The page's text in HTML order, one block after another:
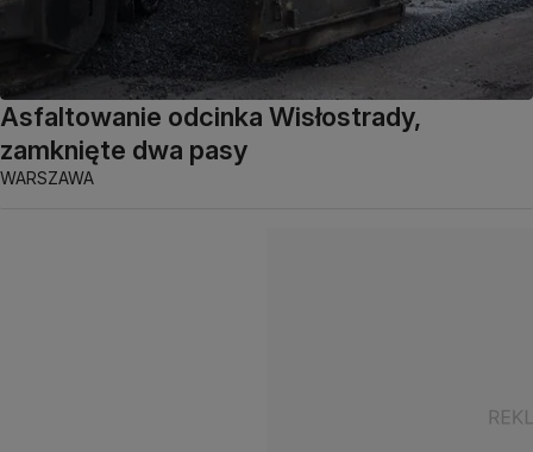
Asfaltowanie odcinka Wisłostrady,
zamknięte dwa pasy
WARSZAWA